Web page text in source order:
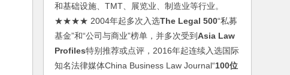
和基础设施、TMT、展览业、制造业等行业。
★★★★ 2004年起多次入选The Legal 500“私募
基金”和“公司与商业”榜单，并多次受到Asia Law
Profiles特别推荐或点评，2016年起连续入选国际
知名法律媒体China Business Law Journal“100位